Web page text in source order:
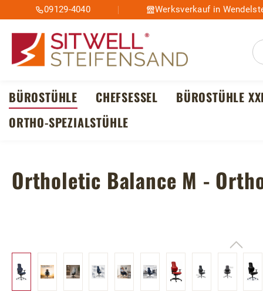
Hauptinhalt springen
Zur Suche springen
Zur Hauptnavigation springen
09129-4040 Werksverkauf in
BÜROSTÜHLE CHEFSESSEL BÜROSTÜHLE
ORTHO-SPEZIALSTÜHLE
Ortholetic Balance M -